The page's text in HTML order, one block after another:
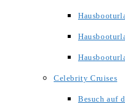
Celebrity Cruises
Besuch auf